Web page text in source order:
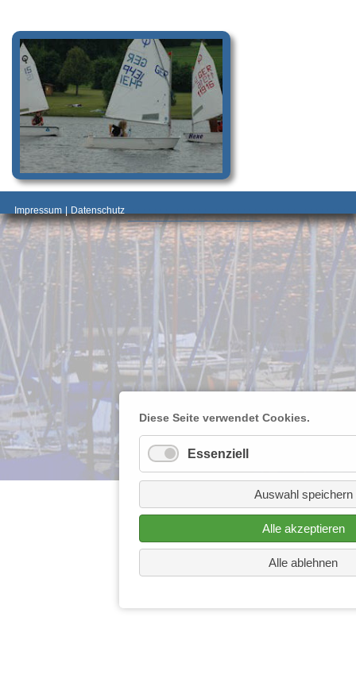
Impressum Datenschutz ________________________
Diese Seite verwendet Cookies.
Essenziell
Auswahl speichern
Alle akzeptieren
Alle ablehnen